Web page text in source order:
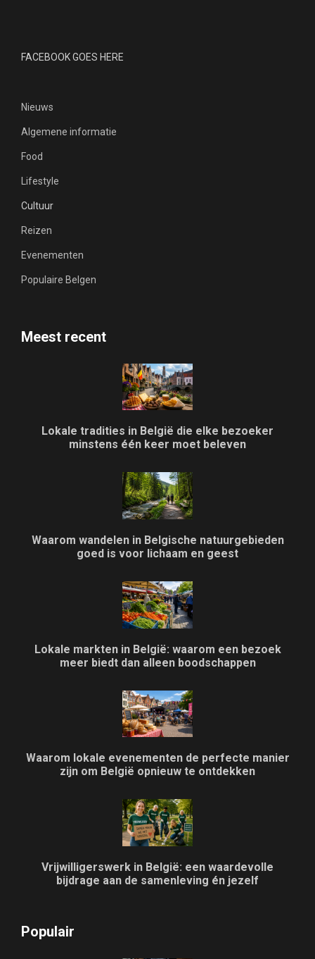
FACEBOOK GOES HERE
Nieuws
Algemene informatie
Food
Lifestyle
Cultuur
Reizen
Evenementen
Populaire Belgen
Meest recent
Lokale tradities in België die elke bezoeker
minstens één keer moet beleven
Waarom wandelen in Belgische natuurgebieden
goed is voor lichaam en geest
Lokale markten in België: waarom een bezoek
meer biedt dan alleen boodschappen
Waarom lokale evenementen de perfecte manier
zijn om België opnieuw te ontdekken
Vrijwilligerswerk in België: een waardevolle
bijdrage aan de samenleving én jezelf
Populair